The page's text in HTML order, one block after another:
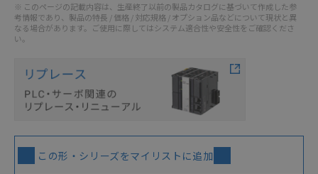
※ このページの記載内容は、生産終了以前の製品カタログに基づいて作成した参
考情報であり、製品の特長 / 価格 / 対応規格 / オプション品などについて現状と異
なる場合があります。ご使用に際してはシステム適合性や安全性をご確認くださ
い。
この形・シリーズをマイリストに追加